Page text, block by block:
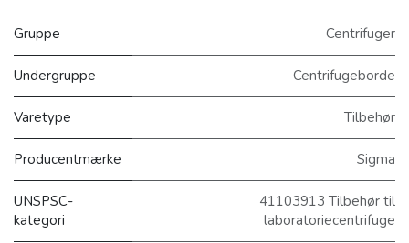
Gruppe Centrifuger
Undergruppe Centrifugeborde
Varetype Tilbehør
Producentmærke Sigma
UNSPSC-
kategori
41103913 Tilbehør til
laboratoriecentrifuge